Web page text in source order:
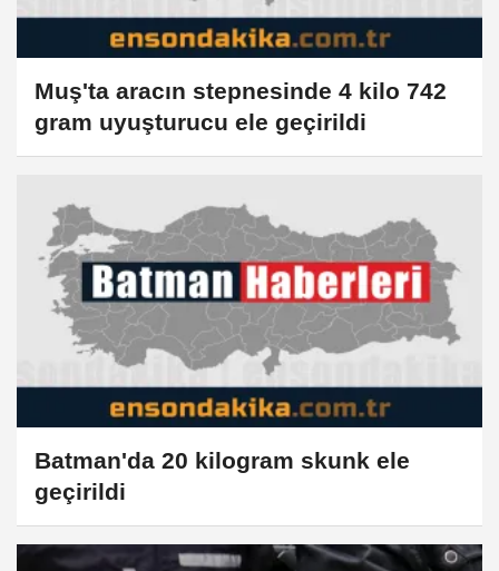
Muş'ta aracın stepnesinde 4 kilo 742
gram uyuşturucu ele geçirildi
Batman'da 20 kilogram skunk ele
geçirildi